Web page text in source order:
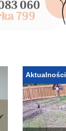
Aktualności